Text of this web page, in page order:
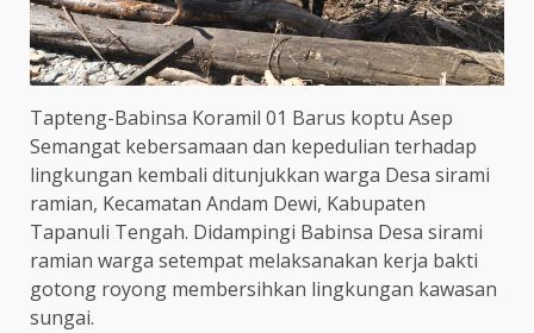
Tapteng-Babinsa Koramil 01 Barus koptu Asep
Semangat kebersamaan dan kepedulian terhadap
lingkungan kembali ditunjukkan warga Desa sirami
ramian, Kecamatan Andam Dewi, Kabupaten
Tapanuli Tengah. Didampingi Babinsa Desa sirami
ramian warga setempat melaksanakan kerja bakti
gotong royong membersihkan lingkungan kawasan
sungai.